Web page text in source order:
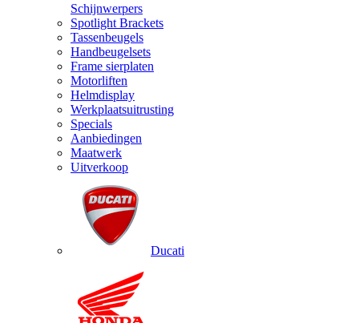
Schijnwerpers
Spotlight Brackets
Tassenbeugels
Handbeugelsets
Frame sierplaten
Motorliften
Helmdisplay
Werkplaatsuitrusting
Specials
Aanbiedingen
Maatwerk
Uitverkoop
Ducati